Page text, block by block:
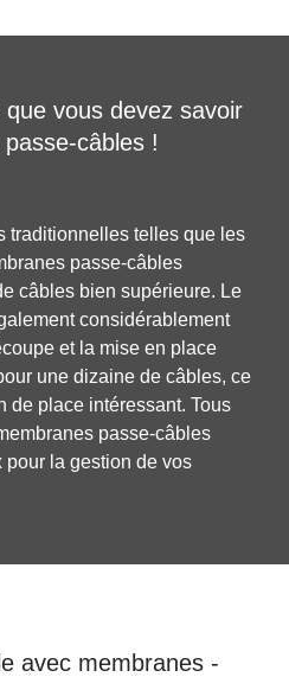
vous devez savoir
câbles !
traditionnelles telles que les
passe-câbles
câbles bien supérieure. Le
considérablement
et la mise en place
une dizaine de câbles, ce
de place intéressant. Tous
passe-câbles
la gestion de vos
avec membranes -